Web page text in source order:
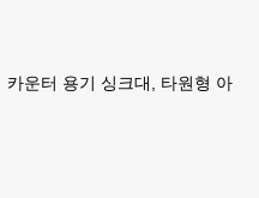
운터 용기 싱크대, 타원형 아